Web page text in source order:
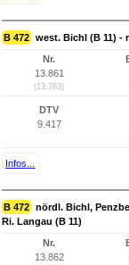
B 472 west. Bichl (B 11) -
Nr.
13.861
(13.763)
DTV
9.417
Infos...
B 472 nördl. Bichl,
Ri. Langau (B 11)
Nr.
13.862